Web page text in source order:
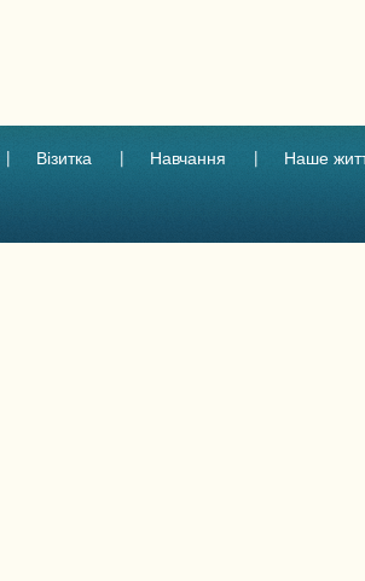
Візитка Навчання Наше